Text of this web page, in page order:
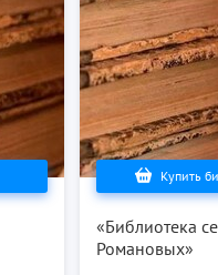
«Библиотека
Романовых»
Купить